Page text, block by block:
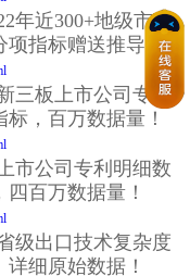
年近300+地级市营
指标赠送推导!
三板上市公司专利
，百万数据量！
市公司专利明细数
百万数据量！
级出口技术复杂度
细原始数据！